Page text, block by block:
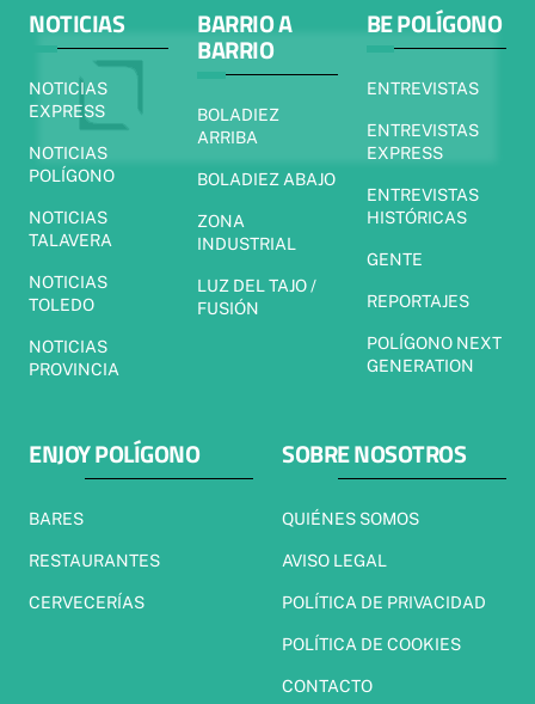
NOTICIAS
NOTICIAS
EXPRESS
NOTICIAS
POLÍGONO
NOTICIAS
TALAVERA
NOTICIAS
TOLEDO
NOTICIAS
PROVINCIA
BARRIO A
BARRIO
BOLADIEZ
ARRIBA
BOLADIEZ ABAJO
ZONA
INDUSTRIAL
LUZ DEL TAJO /
FUSIÓN
BE POLÍGONO
ENTREVISTAS
ENTREVISTAS
EXPRESS
ENTREVISTAS
HISTÓRICAS
GENTE
REPORTAJES
POLÍGONO NEXT
GENERATION
ENJOY POLÍGONO
BARES
RESTAURANTES
CERVECERÍAS
SOBRE NOSOTROS
QUIÉNES SOMOS
AVISO LEGAL
POLÍTICA DE PRIVACIDAD
POLÍTICA DE COOKIES
CONTACTO